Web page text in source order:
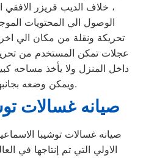
، خلاف الديب فريزر
الوصول الي المحتويات
تحريكة ونقلة من مكان الي
عجلات تمكن المستخدم من
داخل المنزل ولا يأخذ مساحه
ويمكن وضعه بجانبها لتوفير المساحة.
صيانه غسالات
الاولي التي تم إنتاجها في